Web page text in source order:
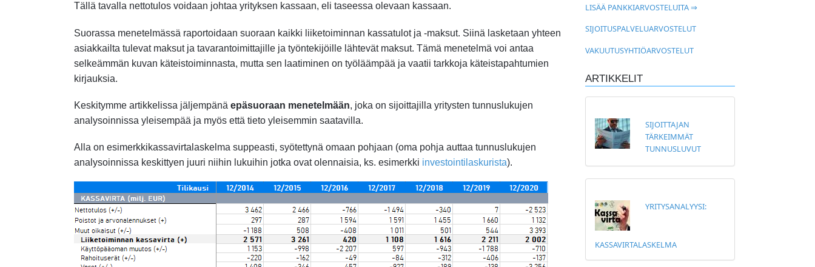
Tällä tavalla nettotulos voidaan johtaa yrityksen kassaan, eli taseessa olevaan kassaan.
Suorassa menetelmässä raportoidaan suoraan kaikki liiketoiminnan kassatulot ja -maksut. Siinä lasketaan yhteen
asiakkailta tulevat maksut ja tavarantoimittajille ja työntekijöille lähtevät maksut. Tämä menetelmä voi antaa
selkeämmän kuvan käteistoiminnasta, mutta sen laatiminen on työläämpää ja vaatii tarkkoja käteistapahtumien
kirjauksia.
Keskitymme artikkelissa jäljempänä epäsuoraan menetelmään, joka on sijoittajilla yritysten tunnuslukujen
analysoinnissa yleisempää ja myös että tieto yleisemmin saatavilla.
Alla on esimerkkikassavirtalaskelma suppeasti, syötettynä omaan pohjaan (oma pohja auttaa tunnuslukujen
analysoinnissa keskittyen juuri niihin lukuihin jotka ovat olennaisia, ks. esimerkki investointilaskurista).
LISÄÄ PANKKIARVOSTELUITA ⇒
SIJOITUSPALVELUARVOSTELUT
VAKUUTUSYHTIÖARVOSTELUT
ARTIKKELIT
SIJOITTAJAN
TÄRKEIMMÄT
TUNNUSLUVUT
YRITYSANALYYSI:
KASSAVIRTALASKELMA